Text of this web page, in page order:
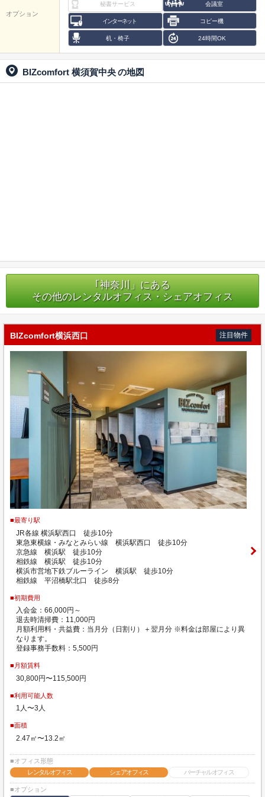
オプション
秘書サービス 会議室
インターネット コピー機
机・椅子 24時間OK
BIZcomfort 横須賀中央の地図
｢神奈川」にある
その他のレンタルオフィス・シェアオフィス
BIZcomfort横浜西口 注目物件
■最寄り駅
JR各線 横浜駅西口 徒歩10分
東急東横線・みなとみらい線 横浜駅西口 徒歩10分
京急線 横浜駅 徒歩10分
相鉄線 横浜駅 徒歩10分
横浜市営地下鉄ブルーライン 横浜駅 徒歩10分
相鉄線 平沼橋駅北口 徒歩8分
■初期費用
入会金：66,000円～
退去時清掃費：11,000円
月額利用料・共益費：当月分（日割り）＋翌月分 ※料金は部屋により異
なります。
登録事務手数料：5,500円
■月額賃料
30,800円〜115,500円
■利用可能人数
1人〜3人
■面積
2.47㎡〜13.2㎡
■オフィス形態
レンタルオフィス
シェアオフィス バーチャルオフィス
■オプション